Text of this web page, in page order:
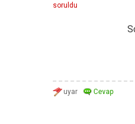
soruldu